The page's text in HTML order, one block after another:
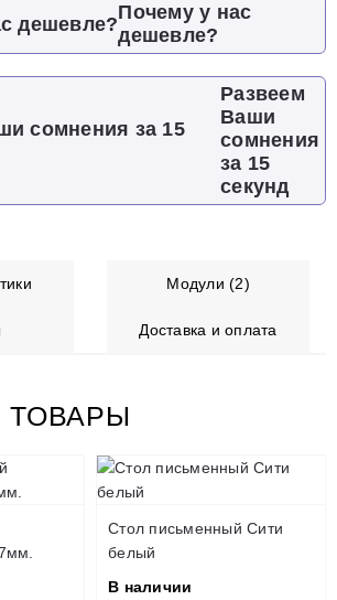
Почему у нас
дешевле?
Развеем
Ваши
сомнения
за 15
секунд
Модули (2)
Доставка и оплата
Стол письменный Сити
белый
В наличии